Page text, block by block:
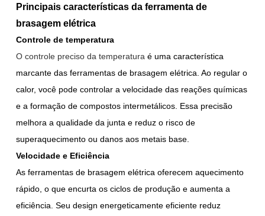
Principais características da ferramenta de
brasagem elétrica
Controle de temperatura
O controle preciso da temperatura é uma característica
marcante das ferramentas de brasagem elétrica. Ao regular o
calor, você pode controlar a velocidade das reações químicas
e a formação de compostos intermetálicos. Essa precisão
melhora a qualidade da junta e reduz o risco de
superaquecimento ou danos aos metais base.
Velocidade e Eficiência
As ferramentas de brasagem elétrica oferecem aquecimento
rápido, o que encurta os ciclos de produção e aumenta a
eficiência. Seu design energeticamente eficiente reduz